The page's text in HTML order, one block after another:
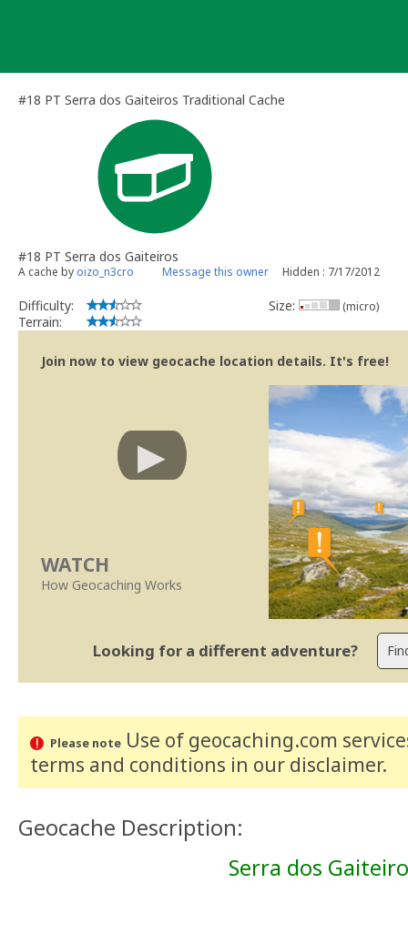
#18 PT Serra dos Gaiteiros Traditional Cache
#18 PT Serra dos Gaiteiros
A cache by oizo_n3cro Message this owner Hidden : 7/17/2012
Difficulty:
Terrain:
Size: (micro)
Join now to view geocache location details. It's free!
WATCH
How Geocaching Works
Looking for a different adventure?
Please noteUse of geocaching.com
terms and conditions in our disclaimer.
Geocache Description:
Serra dos